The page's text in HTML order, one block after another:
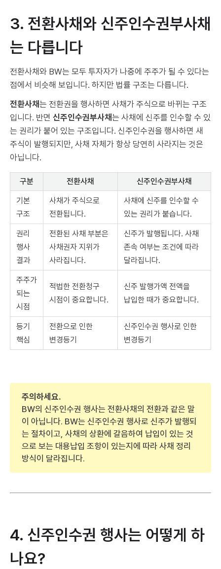
3. 전환사채와 신주인수권부사채
는 다릅니다
전환사채와 BW는 모두 투자자가 나중에 주주가 될 수 있다는
점에서 비슷해 보입니다. 하지만 법률 구조는 다릅니다.
전환사채는 전환권을 행사하면 사채가 주식으로 바뀌는 구조
입니다. 반면 신주인수권부사채는 사채에 신주를 인수할 수 있
는 권리가 붙어 있는 구조입니다. 신주인수권을 행사하면 새
주식이 발행되지만, 사채 자체가 항상 당연히 사라지는 것은
아닙니다.
구분 전환사채 신주인수권부사채
기본
구조
사채가 주식으로
전환됩니다.
사채에 신주를 인수할 수
있는 권리가 붙습니다.
권리
행사
결과
전환된 사채 부분은
사채권자 지위가
사라집니다.
신주가 발행됩니다. 사채
존속 여부는 조건에 따라
달라집니다.
주주가
되는
시점
적법한 전환청구
시점이 중요합니다.
신주 발행가액 전액을
납입한 때가 중요합니다.
등기
핵심
전환으로 인한
변경등기
신주인수권 행사로 인한
변경등기
주의하세요.
BW의 신주인수권 행사는 전환사채의 전환과 같은 말
이 아닙니다. BW는 신주인수권 행사로 신주가 발행되
는 절차이고, 사채의 상환에 갈음하여 납입이 있는 것
으로 보는 대용납입 조항이 있는지에 따라 사채 정리
방식이 달라집니다.
4. 신주인수권 행사는 어떻게 하
나요?